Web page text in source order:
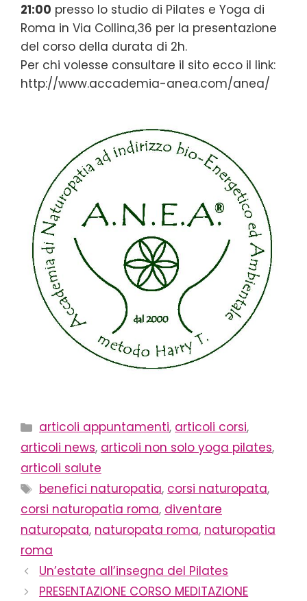
21:00 presso lo studio di Pilates e Yoga di
Roma in Via Collina,36 per la presentazione
del corso della durata di 2h.
Per chi volesse consultare il sito ecco il link:
http://www.accademia-anea.com/anea/
Categorie
articoli appuntamenti, articoli corsi,
articoli news, articoli non solo yoga pilates,
articoli salute
Tag
benefici naturopatia, corsi naturopata,
corsi naturopatia roma, diventare
naturopata, naturopata roma, naturopatia
roma
Un’estate all’insegna del Pilates
PRESENTAZIONE CORSO MEDITAZIONE